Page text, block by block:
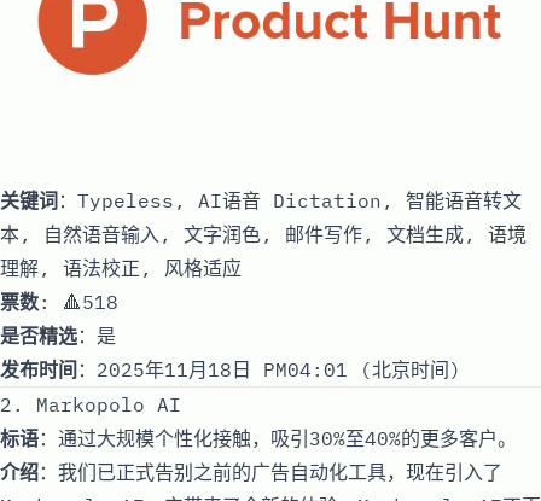
关键词 ：Typeless, AI语音 Dictation, 智能语音转文
本, 自然语音输入, 文字润色, 邮件写作, 文档生成, 语境
理解, 语法校正, 风格适应
票数: 🔺518
是否精选：是
发布时间 ：2025年11月18日 PM04:01 (北京时间)
2. Markopolo AI
标语：通过大规模个性化接触，吸引30%至40%的更多客户。
介绍：我们已正式告别之前的广告自动化工具，现在引入了